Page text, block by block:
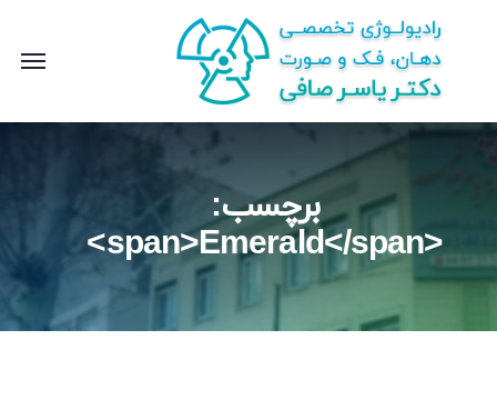
برچسب:
<span>Emerald</span>